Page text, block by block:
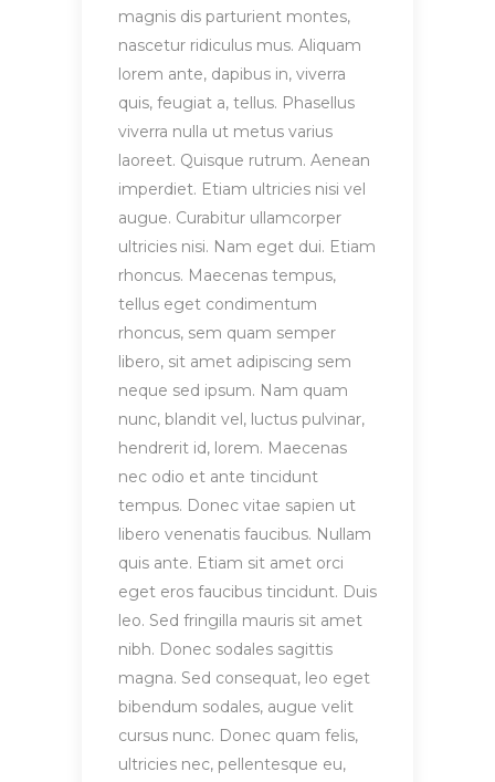
magnis dis parturient montes,
nascetur ridiculus mus. Aliquam
lorem ante, dapibus in, viverra
quis, feugiat a, tellus. Phasellus
viverra nulla ut metus varius
laoreet. Quisque rutrum. Aenean
imperdiet. Etiam ultricies nisi vel
augue. Curabitur ullamcorper
ultricies nisi. Nam eget dui. Etiam
rhoncus. Maecenas tempus,
tellus eget condimentum
rhoncus, sem quam semper
libero, sit amet adipiscing sem
neque sed ipsum. Nam quam
nunc, blandit vel, luctus pulvinar,
hendrerit id, lorem. Maecenas
nec odio et ante tincidunt
tempus. Donec vitae sapien ut
libero venenatis faucibus. Nullam
quis ante. Etiam sit amet orci
eget eros faucibus tincidunt. Duis
leo. Sed fringilla mauris sit amet
nibh. Donec sodales sagittis
magna. Sed consequat, leo eget
bibendum sodales, augue velit
cursus nunc. Donec quam felis,
ultricies nec, pellentesque eu,